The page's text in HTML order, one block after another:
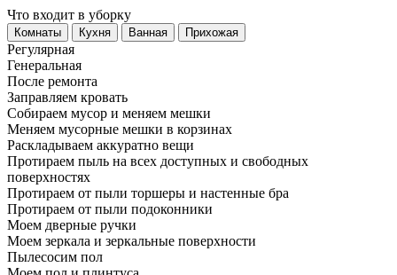
Что входит в уборку
Регу­лярная
Гене­ральная
После ремонта
Заправляем кровать
Собираем мусор и меняем мешки
Меняем мусорные мешки в корзинах
Раскладываем аккуратно вещи
Протираем пыль на всех доступных и свободных
поверхностях
Протираем от пыли торшеры и настенные бра
Протираем от пыли подоконники
Моем дверные ручки
Моем зеркала и зеркальные поверхности
Пылесосим пол